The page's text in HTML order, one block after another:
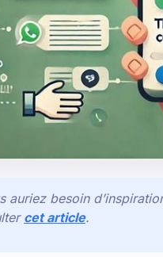
auriez besoin
cet article.